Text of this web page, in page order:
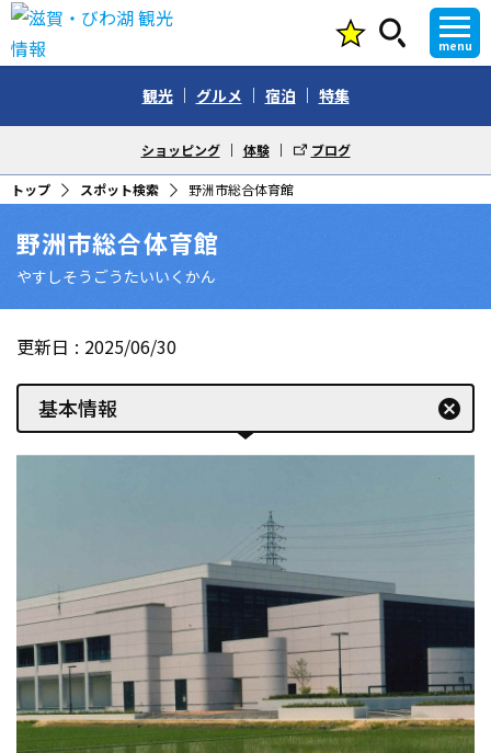
menu
観光 グルメ 宿泊 特集
ショッピング 体験 ブログ
トップ スポット検索 野洲市総合体育館
野洲市総合体育館
やすしそうごうたいいくかん
更新日 2025/06/30
基本情報 cancel